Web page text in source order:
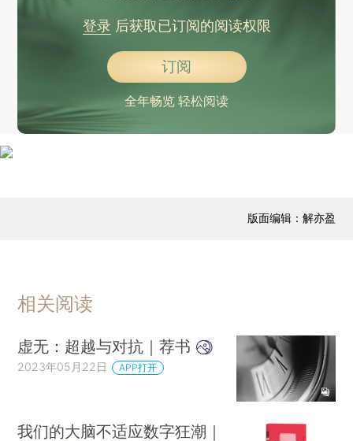
登录后获取已订阅的阅读权限
订阅
全年畅览 轻松阅读
版面编辑：解亦盈
相关阅读
虚无：超越与对抗｜荐书
2023年05月22日 APP打开
我们的大脑不适应数字狂潮｜